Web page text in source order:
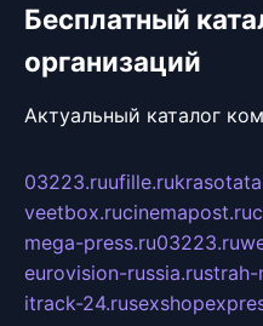
Бесплатный
организаций
Актуальный каталог
03223.ruufille.ru
veetbox.rucinemapost.ru
mega-press.ru03223.ru
eurovision-russia.rustrah-
itrack-24.ru